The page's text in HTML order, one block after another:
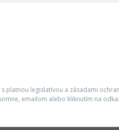
legislatívou a zásadami
emailom alebo kliknutím na